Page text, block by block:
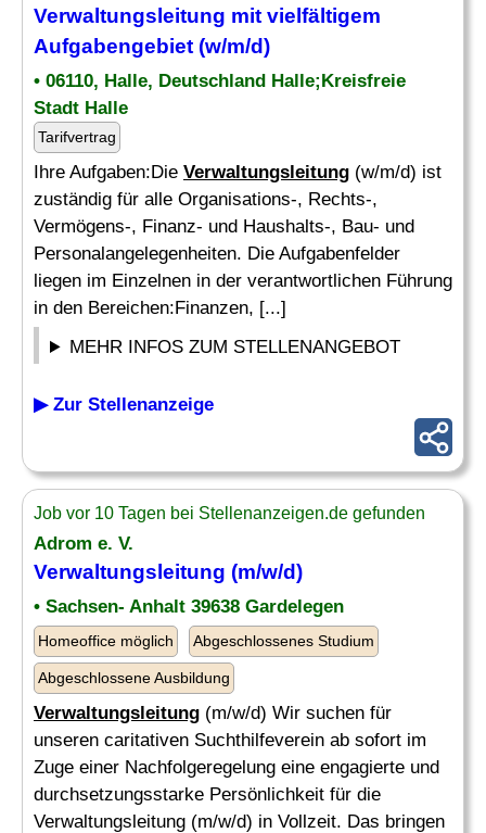
Verwaltungsleitung mit vielfältigem
Aufgabengebiet (w/m/d)
• 06110, Halle, Deutschland Halle;Kreisfreie
Stadt Halle
Tarifvertrag
Ihre Aufgaben:Die Verwaltungsleitung (w/m/d) ist
zuständig für alle Organisations-, Rechts-,
Vermögens-, Finanz- und Haushalts-, Bau- und
Personalangelegenheiten. Die Aufgabenfelder
liegen im Einzelnen in der verantwortlichen Führung
in den Bereichen:Finanzen, [...]
MEHR INFOS ZUM STELLENANGEBOT
▶ Zur Stellenanzeige
Job vor 10 Tagen bei Stellenanzeigen.de gefunden
Adrom e. V.
Verwaltungsleitung (m/w/d)
• Sachsen- Anhalt 39638 Gardelegen
Homeoffice möglich Abgeschlossenes Studium
Abgeschlossene Ausbildung
Verwaltungsleitung (m/w/d) Wir suchen für
unseren caritativen Suchthilfeverein ab sofort im
Zuge einer Nachfolgeregelung eine engagierte und
durchsetzungsstarke Persönlichkeit für die
Verwaltungsleitung (m/w/d) in Vollzeit. Das bringen